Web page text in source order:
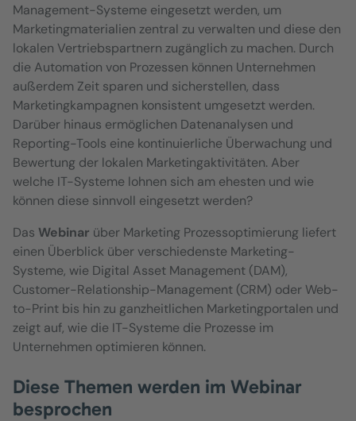
Management-Systeme eingesetzt werden, um
Marketingmaterialien zentral zu verwalten und diese den
lokalen Vertriebspartnern zugänglich zu machen. Durch
die Automation von Prozessen können Unternehmen
außerdem Zeit sparen und sicherstellen, dass
Marketingkampagnen konsistent umgesetzt werden.
Darüber hinaus ermöglichen Datenanalysen und
Reporting-Tools eine kontinuierliche Überwachung und
Bewertung der lokalen Marketingaktivitäten. Aber
welche IT-Systeme lohnen sich am ehesten und wie
können diese sinnvoll eingesetzt werden?
Das Webinar über Marketing Prozessoptimierung liefert
einen Überblick über verschiedenste Marketing-
Systeme, wie Digital Asset Management (DAM),
Customer-Relationship-Management (CRM) oder Web-
to-Print bis hin zu ganzheitlichen Marketingportalen und
zeigt auf, wie die IT-Systeme die Prozesse im
Unternehmen optimieren können.
Diese Themen werden im Webinar
besprochen